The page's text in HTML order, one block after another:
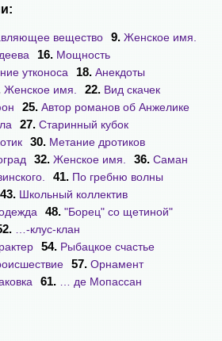
вещество 9. Женское имя.
16. Мощность
утконоса
18. Анекдоты
Женское имя. 22. Вид скачек
25. Автор романов об Анжелике
27. Старинный кубок
30. Метание дротиков
32. Женское имя. 36. Саман
41. По гребню волны
43. Школьный коллектив
48. "Борец" со щетиной"
…-клус-клан
54. Рыбацкое счастье
57. Орнамент
61. … де Мопассан